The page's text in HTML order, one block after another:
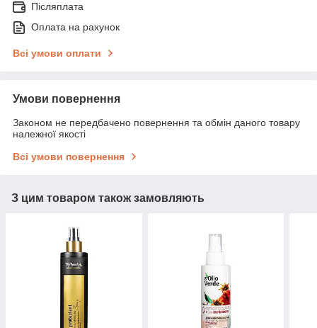
Післяплата
Оплата на рахунок
Всі умови оплати
Умови повернення
Законом не передбачено повернення та обмін даного товару
належної якості
Всі умови повернення
З цим товаром також замовляють